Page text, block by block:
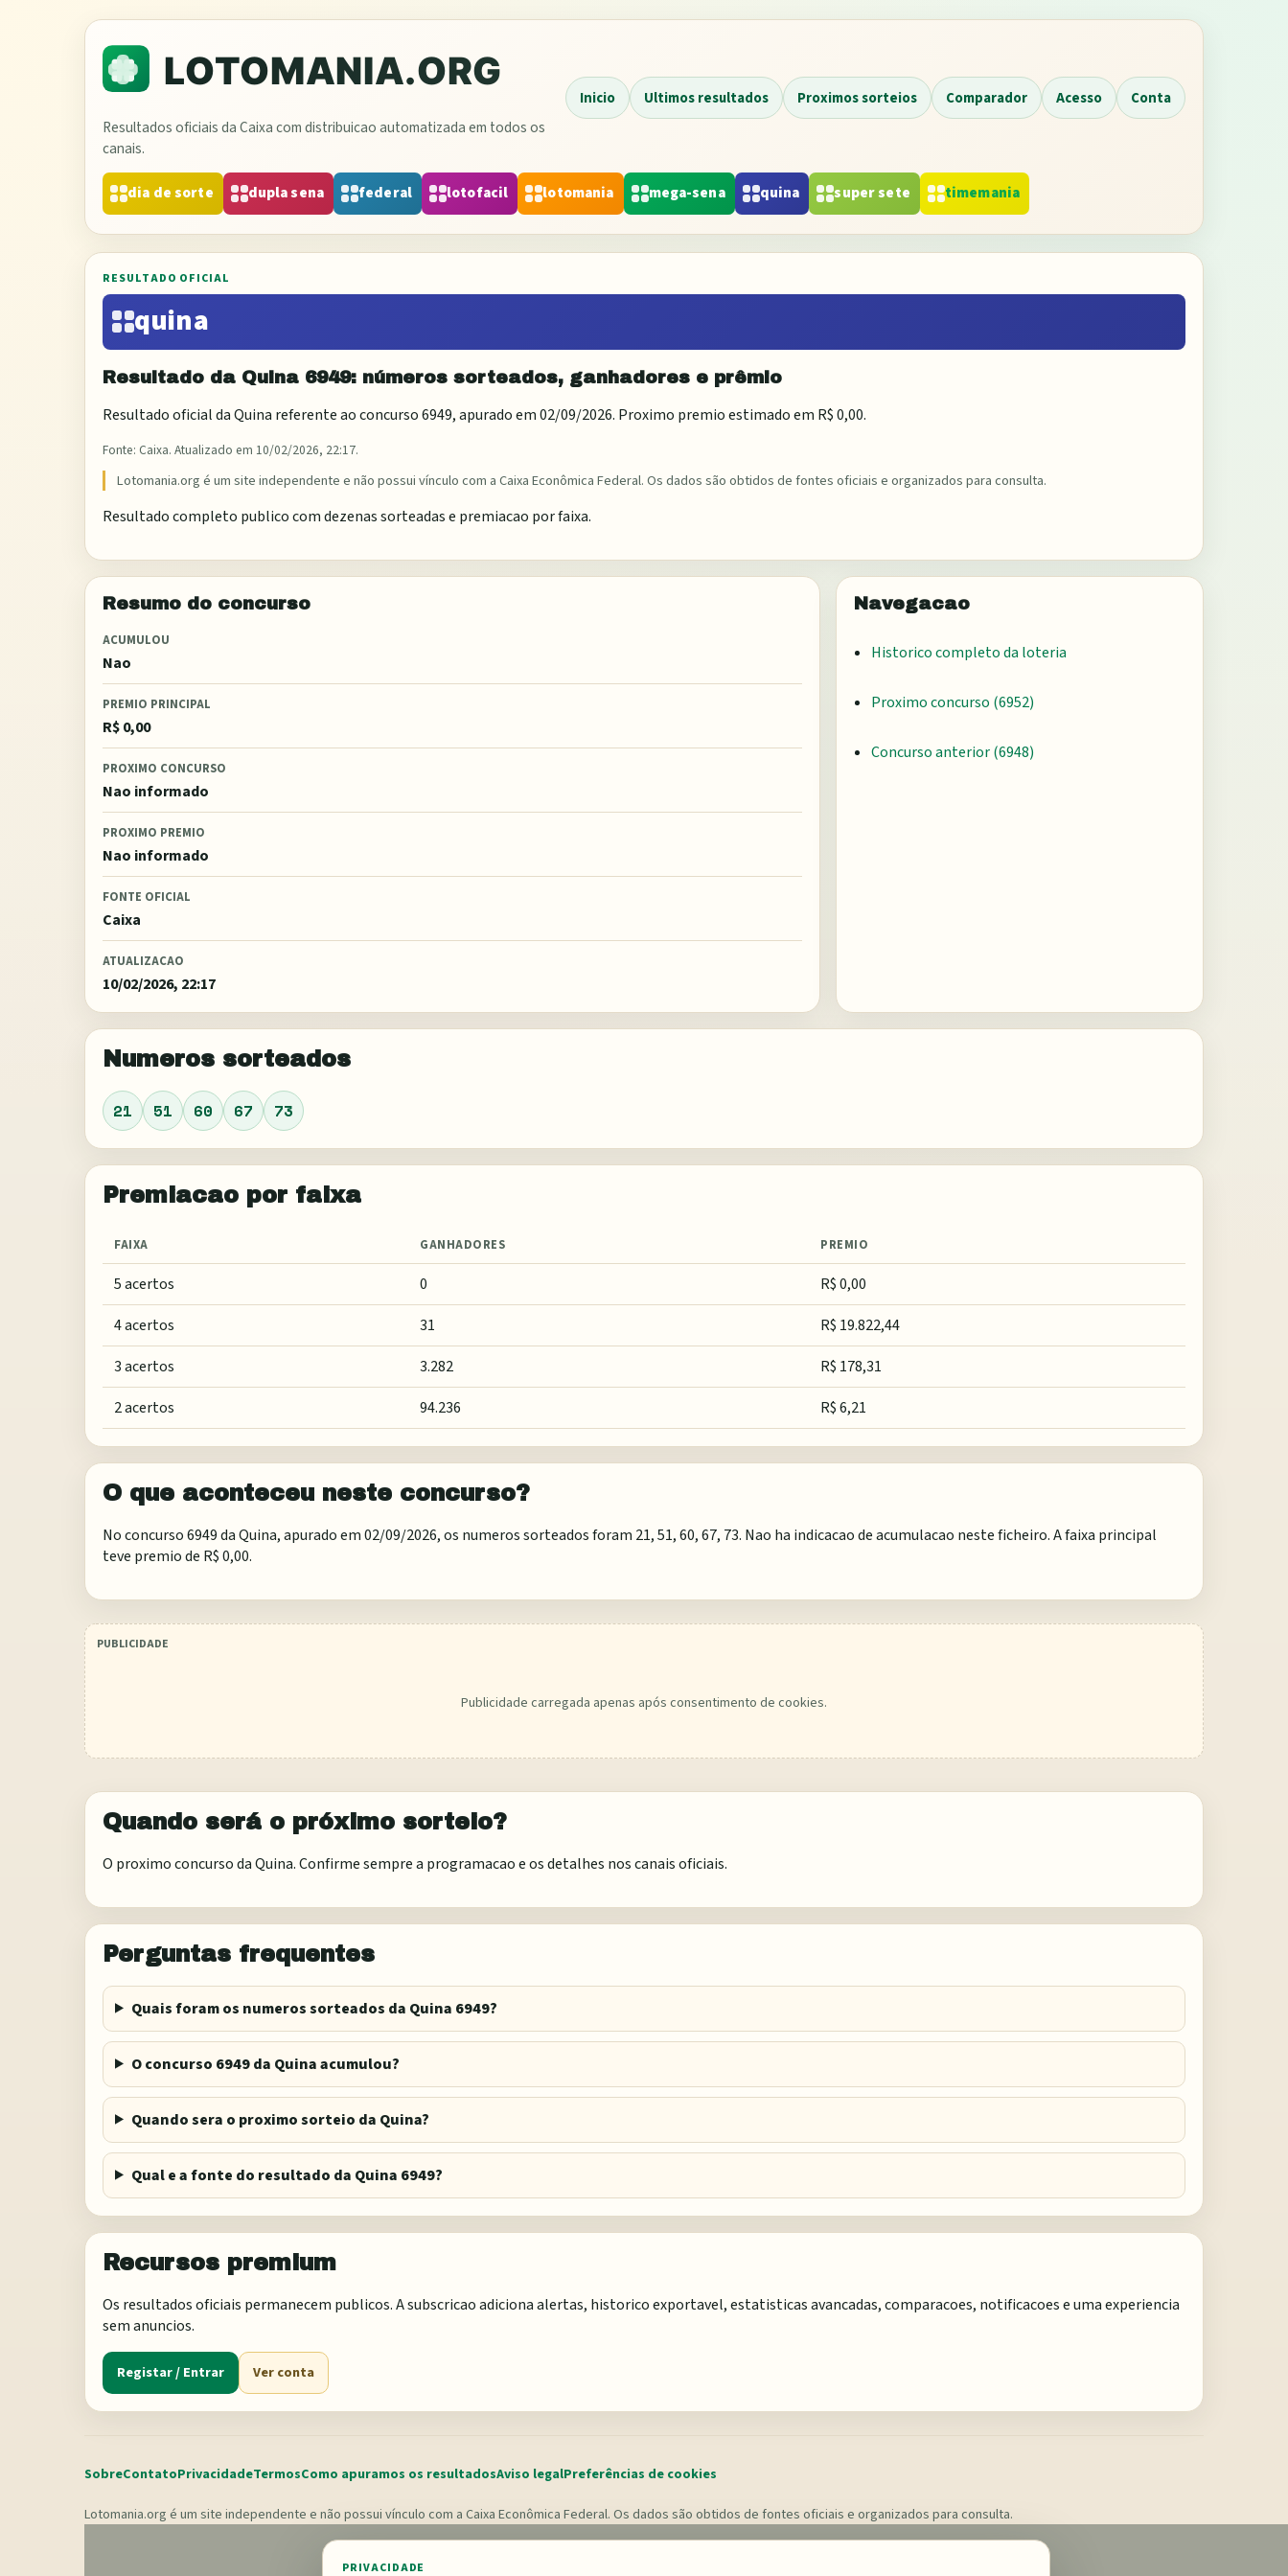
Resultados oficiais da Caixa com distribuicao automatizada em todos os
canais.
Inicio Ultimos resultados Proximos sorteios Comparador Acesso Conta
dia de sorte dupla sena federal lotofacil lotomania mega-sena quina super sete timemania
RESULTADO OFICIAL
quina
Resultado da Quina 6949: números sorteados, ganhadores e prêmio
Resultado oficial daQuina referente ao concurso6949, apurado em02/09/2026. Proximo premio estimado em R$ 0,00.
Fonte: Caixa. Atualizado em 10/02/2026, 22:17.
Lotomania.org é um site independente e não possui vínculo com a Caixa Econômica Federal. Os dados são obtidos de fontes oficiais e organizados para consulta.
Resultado completo publico com dezenas sorteadas e premiacao por faixa.
Resumo do concurso
ACUMULOU
Nao
PREMIO PRINCIPAL
R$ 0,00
PROXIMO CONCURSO
Nao informado
PROXIMO PREMIO
Nao informado
FONTE OFICIAL
Caixa
ATUALIZACAO
10/02/2026, 22:17
Navegacao
Historico completo da loteria
Proximo concurso (6952)
Concurso anterior (6948)
Numeros sorteados
21 51 60 67 73
Premiacao por faixa
FAIXA GANHADORES PREMIO
5 acertos 0
R$ 0,00
4 acertos
31
R$ 19.822,44
3 acertos
3.282
R$ 178,31
2 acertos
94.236 R$ 6,21
O que aconteceu neste concurso?
No concurso 6949 da Quina, apurado em 02/09/2026, os numeros sorteados foram 21, 51, 60, 67, 73. Nao ha indicacao de acumulacao neste ficheiro. A faixa principal
teve premio de R$ 0,00.
Publicidade carregada apenas após consentimento de cookies.
Quando será o próximo sorteio?
O proximo concurso da Quina. Confirme sempre a programacao e os detalhes nos canais oficiais.
Perguntas frequentes
Quais foram os numeros sorteados da Quina 6949?
O concurso 6949 da Quina acumulou?
Quando sera o proximo sorteio da Quina?
Qual e a fonte do resultado da Quina 6949?
Recursos premium
Os resultados oficiais permanecem publicos. A subscricao adiciona alertas, historico exportavel, estatisticas avancadas, comparacoes, notificacoes e uma experiencia
sem anuncios.
Registar / Entrar Ver conta
SobreContatoPrivacidadeTermosComo apuramos os resultadosAviso legalPreferências de cookies
Lotomania.org é um site independente e não possui vínculo com a Caixa Econômica Federal. Os dados são obtidos de fontes oficiais e organizados para consulta.
PRIVACIDADE